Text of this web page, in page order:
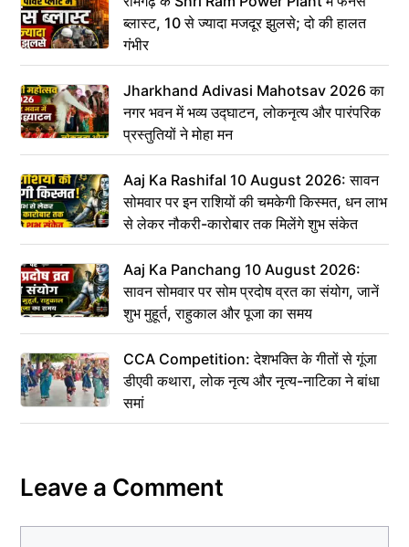
ब्लास्ट, 10 से ज्यादा मजदूर झुलसे; दो की हालत
गंभीर
Jharkhand Adivasi Mahotsav 2026 का
नगर भवन में भव्य उद्घाटन, लोकनृत्य और पारंपरिक
प्रस्तुतियों ने मोहा मन
Aaj Ka Rashifal 10 August 2026: सावन
सोमवार पर इन राशियों की चमकेगी किस्मत, धन लाभ
से लेकर नौकरी-कारोबार तक मिलेंगे शुभ संकेत
Aaj Ka Panchang 10 August 2026:
सावन सोमवार पर सोम प्रदोष व्रत का संयोग, जानें
शुभ मुहूर्त, राहुकाल और पूजा का समय
CCA Competition: देशभक्ति के गीतों से गूंजा
डीएवी कथारा, लोक नृत्य और नृत्य-नाटिका ने बांधा
समां
Leave a Comment